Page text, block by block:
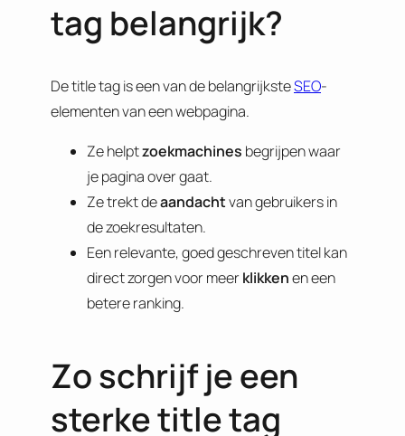
tag belangrijk?
De title tag is een van de belangrijksteSEO-
elementen van een webpagina.
Ze helptzoekmachines begrijpen waar
je pagina over gaat.
Ze trekt deaandachtvan gebruikers in
de zoekresultaten.
Een relevante, goed geschreven titel kan
direct zorgen voor meerklikkenen een
betere ranking.
Zo schrijf je een
sterke title tag